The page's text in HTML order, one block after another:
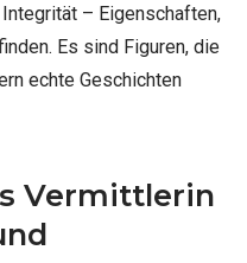
– Eigenschaften,
Es sind Figuren, die
echte Geschichten
Vermittlerin